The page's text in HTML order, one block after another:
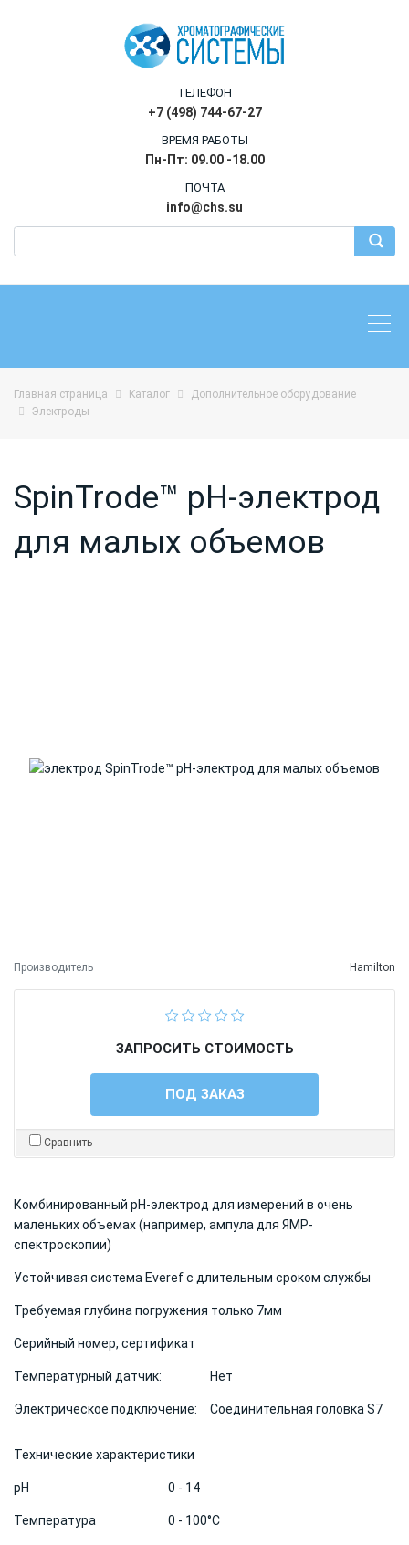
ТЕЛЕФОН
+7 (498) 744-67-27
ВРЕМЯ РАБОТЫ
Пн-Пт: 09.00 -18.00
ПОЧТА
info@chs.su
Главная страница Каталог
Дополнительное оборудование
Электроды
SpinTrode™ pH-электрод
для малых объемов
Производитель Hamilton
ЗАПРОСИТЬ СТОИМОСТЬ
ПОД ЗАКАЗ
Сравнить
Комбинированный pH-электрод для измерений в очень
маленьких объемах (например, ампула для ЯМР-
спектроскопии)
Устойчивая система Everef с длительным сроком службы
Требуемая глубина погружения только 7мм
Серийный номер, сертификат
Температурный датчик: Нет
Электрическое подключение: Соединительная головка S7
Технические характеристики
pH 0 - 14
Температура 0 - 100°C